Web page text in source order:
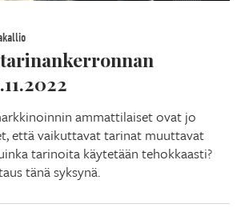
tarinankerronnan
ammattilaiset ovat jo
että vaikuttavat tarinat muuttavat
tarinoita käytetään tehokkaasti?
tänä syksynä.